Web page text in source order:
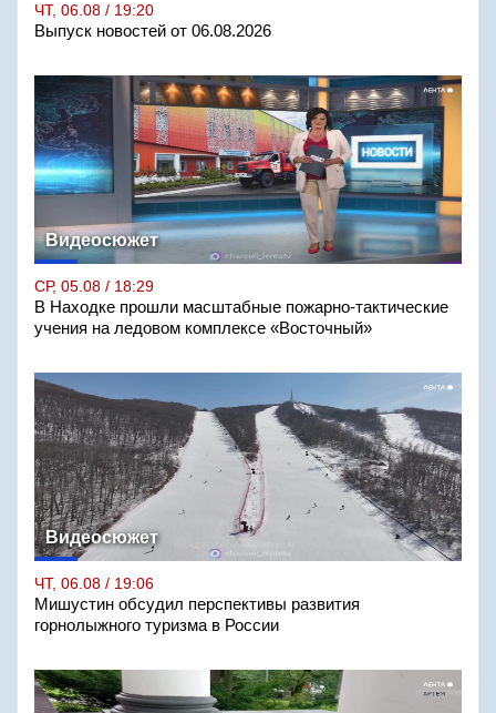
ЧТ, 06.08 / 19:20
Выпуск новостей от 06.08.2026
Видеосюжет
СР, 05.08 / 18:29
В Находке прошли масштабные пожарно-тактические
учения на ледовом комплексе «Восточный»
Видеосюжет
ЧТ, 06.08 / 19:06
Мишустин обсудил перспективы развития
горнолыжного туризма в России